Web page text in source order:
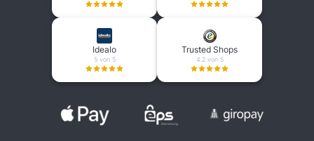
Idealo
5 von 5
Trusted Shops
4.2 von 5